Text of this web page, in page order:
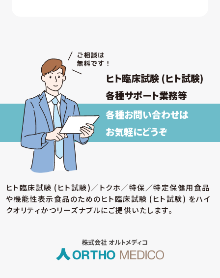
ヒト臨床試験 (ヒト試験)
各種サポート業務等
各種お問い合わせは
お気軽にどうぞ
ヒト臨床試験 (ヒト試験)／トクホ／特保／特定保健用食品
や機能性表示食品のためのヒト臨床試験 (ヒト試験) をハイ
クオリティかつリーズナブルにご提供いたします。